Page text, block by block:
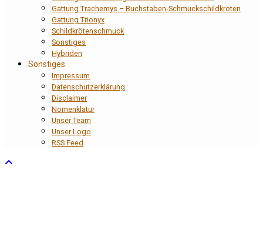
Gattung Trachemys – Buchstaben-Schmuckschildkröten
Gattung Trionyx
Schildkrötenschmuck
Sonstiges
Hybriden
Sonstiges
Impressum
Datenschutzerklärung
Disclaimer
Nomenklatur
Unser Team
Unser Logo
RSS Feed